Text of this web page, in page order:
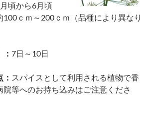
頃から6月頃
100ｃｍ～200ｃｍ（品種により異なり
7日～10日
スパイスとして利用される植物で香
院等へのお持ち込みはご注意くださ